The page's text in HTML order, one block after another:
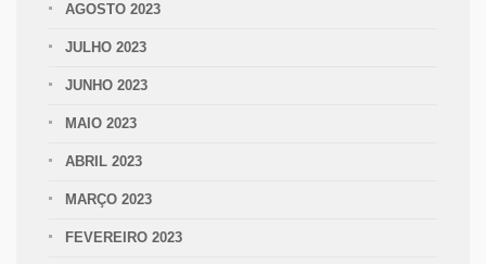
AGOSTO 2023
JULHO 2023
JUNHO 2023
MAIO 2023
ABRIL 2023
MARÇO 2023
FEVEREIRO 2023